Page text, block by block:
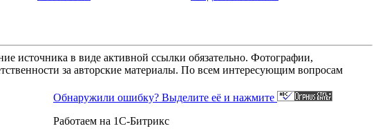
источника в виде активной ссылки обязательно. Фотографии,
за авторские материалы. По всем интересующим вопросам
Обнаружили ошибку? Выделите её и нажмите
Работаем на 1C-Битрикс